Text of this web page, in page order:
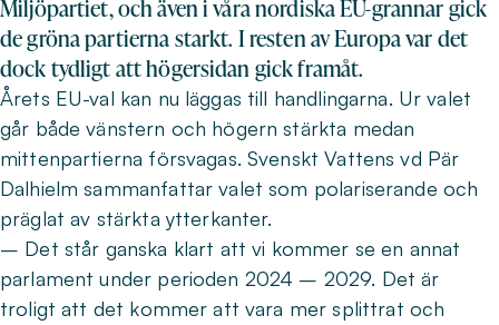
Miljöpartiet, och även i våra nordiska EU-grannar gick
de gröna partierna starkt. I resten av Europa var det
dock tydligt att högersidan gick framåt.
Årets EU-val kan nu läggas till handlingarna. Ur valet
går både vänstern och högern stärkta medan
mittenpartierna försvagas. Svenskt Vattens vd Pär
Dalhielm sammanfattar valet som polariserande och
präglat av stärkta ytterkanter.
– Det står ganska klart att vi kommer se en annat
parlament under perioden 2024 – 2029. Det är
troligt att det kommer att vara mer splittrat och